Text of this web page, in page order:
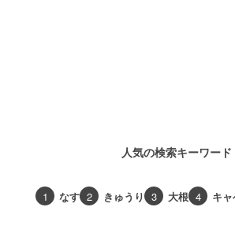
人気の検索キーワード
1 なす 2 きゅうり 3 大根 4 キ